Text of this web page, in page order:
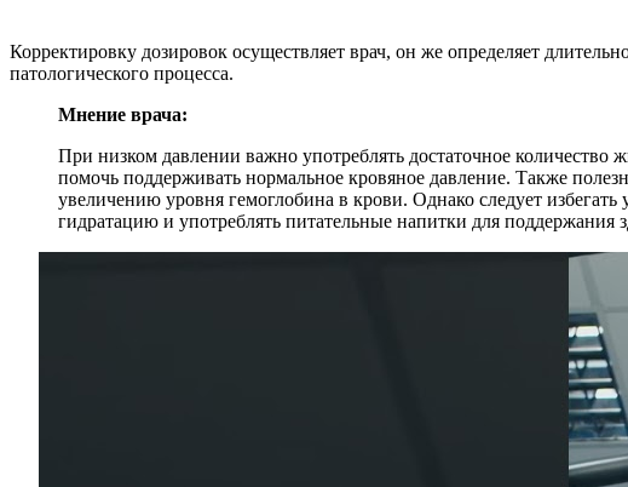
Корректировку дозировок осуществляет врач, он же определяет
патологического процесса.
Мнение врача:
При низком давлении важно употреблять достаточное
помочь поддерживать нормальное кровяное давление. Также
увеличению уровня гемоглобина в крови. Однако следует
гидратацию и употреблять питательные напитки для поддержания